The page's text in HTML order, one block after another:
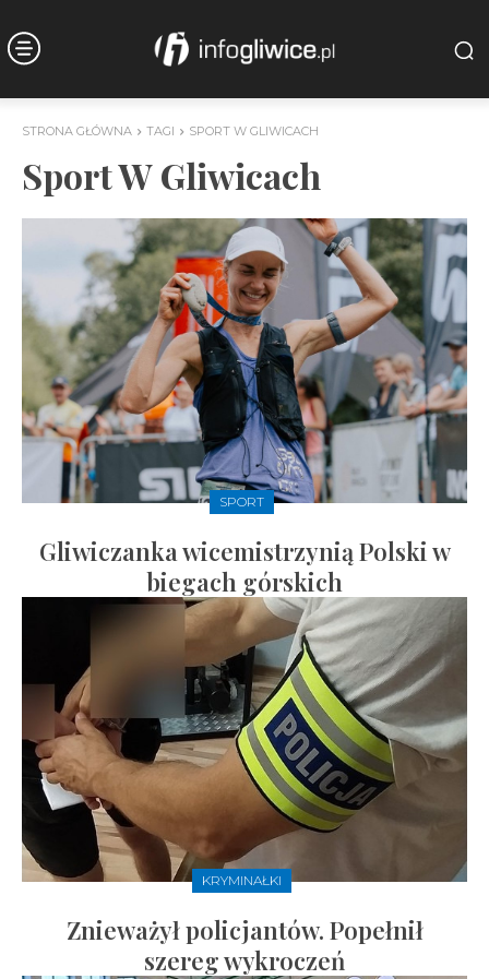
STRONA GŁÓWNA TAGI SPORT W GLIWICACH
Sport W Gliwicach
SPORT
Gliwiczanka wicemistrzynią Polski w
biegach górskich
KRYMINAŁKI
Znieważył policjantów. Popełnił
szereg wykroczeń